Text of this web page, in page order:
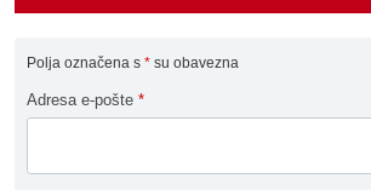
Polja označena s * su obavezna
Adresa e-pošte *